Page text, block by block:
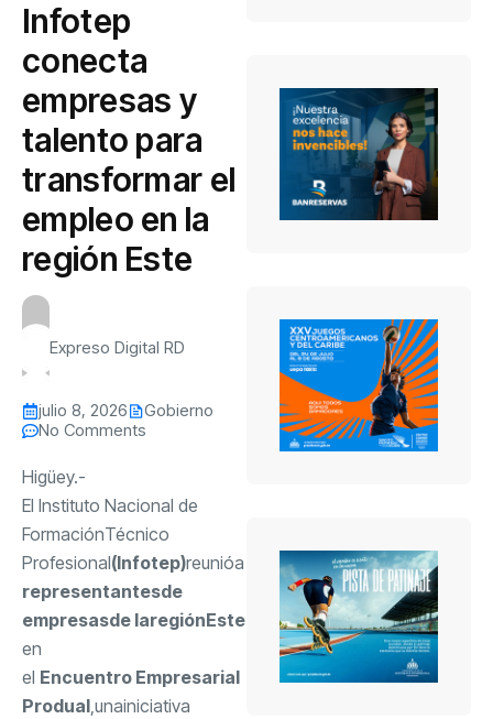
Infotep
conecta
empresas y
talento para
transformar el
empleo en la
región Este
Expreso Digital RD
julio 8, 2026
Gobierno
No Comments
Higüey.-
El Instituto Nacional de
FormaciónTécnico
Profesional(Infotep)reunióa
representantesde
empresasde laregiónEste
en
el Encuentro Empresarial
Produal,unainiciativa